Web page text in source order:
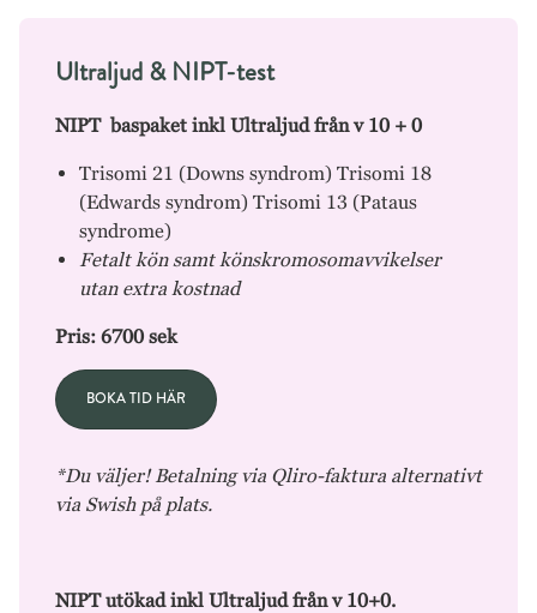
Ultraljud & NIPT-test
NIPT baspaket inkl Ultraljud från v 10 + 0
Trisomi 21 (Downs syndrom) Trisomi 18
(Edwards syndrom) Trisomi 13 (Pataus
syndrome)
Fetalt kön samt könskromosomavvikelser
utan extra kostnad
Pris: 6700 sek
BOKA TID HÄR
*Du väljer! Betalning via Qliro-faktura alternativt
via Swish på plats.
NIPT utökad inkl Ultraljud från v 10+0.